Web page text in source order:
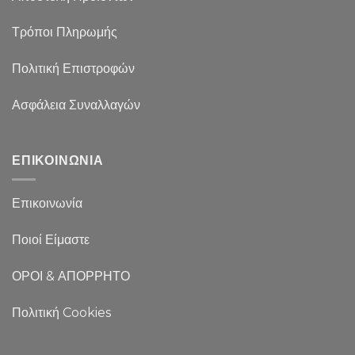
Τρόποι Πληρωμής
Πολιτική Επιστροφών
Ασφάλεια Συναλλαγών
ΕΠΙΚΟΙΝΩΝΙΑ
Επικοινωνία
Ποιοί Είμαστε
ΟΡΟΙ & ΑΠΟΡΡΗΤΟ
Πολιτική Cookies